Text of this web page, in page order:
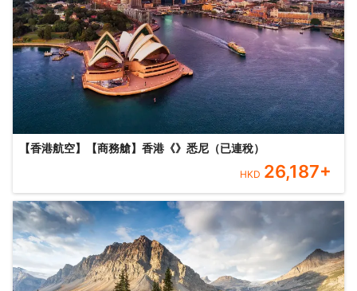
【香港航空】【商務艙】香港《》悉尼（已連稅）
HKD 26,187+